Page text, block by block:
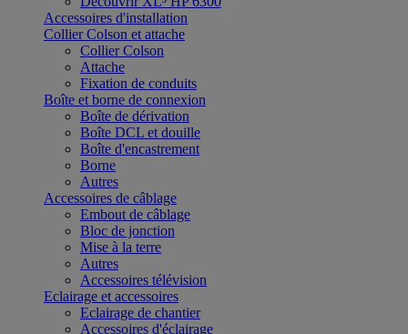
Accessoires d'installation
Collier Colson et attache
Collier Colson
Attache
Fixation de conduits
Boîte et borne de connexion
Boîte de dérivation
Boîte DCL et douille
Boîte d'encastrement
Borne
Autres
Accessoires de câblage
Embout de câblage
Bloc de jonction
Mise à la terre
Autres
Accessoires télévision
Eclairage et accessoires
Eclairage de chantier
Accessoires d'éclairage